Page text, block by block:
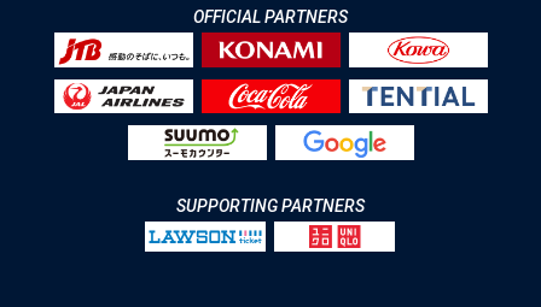
OFFICIAL PARTNERS
SUPPORTING PARTNERS